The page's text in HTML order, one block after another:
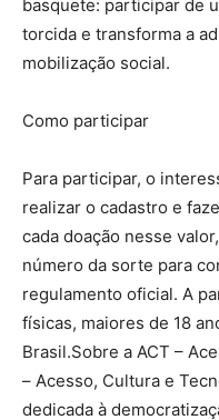
basquete: participar de
torcida e transforma a
mobilização social.
Como participar
Para participar, o
realizar o cadastro e
cada doação nesse
número da sorte para
regulamento oficial. A
físicas, maiores de 18
Brasil.Sobre a ACT –
– Acesso, Cultura e
dedicada à